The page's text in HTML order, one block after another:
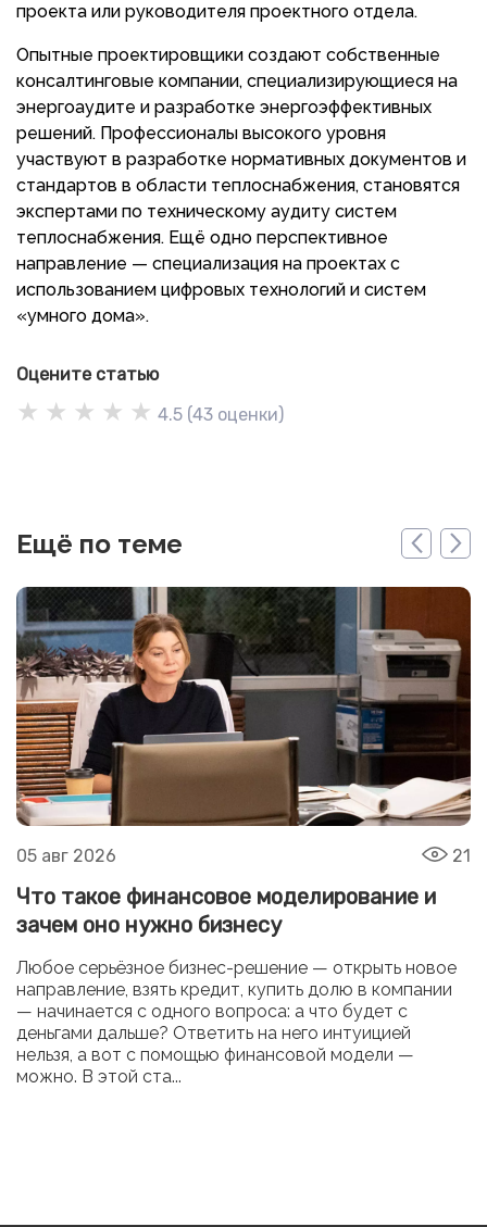
проекта или руководителя проектного отдела.
Опытные проектировщики создают собственные
консалтинговые компании, специализирующиеся на
энергоаудите и разработке энергоэффективных
решений. Профессионалы высокого уровня
участвуют в разработке нормативных документов и
стандартов в области теплоснабжения, становятся
экспертами по техническому аудиту систем
теплоснабжения. Ещё одно перспективное
направление — специализация на проектах с
использованием цифровых технологий и систем
«умного дома».
Оцените статью
★ ★ ★ ★ ★ 4.5 (43 оценки)
Ещё по теме
05 авг 2026 21
Что такое финансовое моделирование и
зачем оно нужно бизнесу
Любое серьёзное бизнес-решение — открыть новое
направление, взять кредит, купить долю в компании
— начинается с одного вопроса: а что будет с
деньгами дальше? Ответить на него интуицией
нельзя, а вот с помощью финансовой модели —
можно. В этой ста...